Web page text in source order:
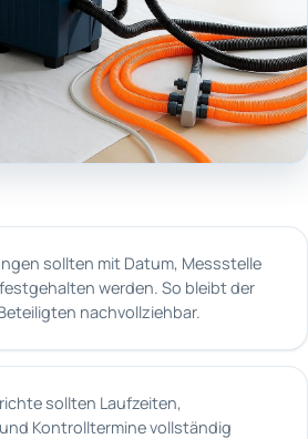
sollten mit Datum, Messstelle
werden. So bleibt der
nachvollziehbar.
sollten Laufzeiten,
Kontrolltermine vollständig